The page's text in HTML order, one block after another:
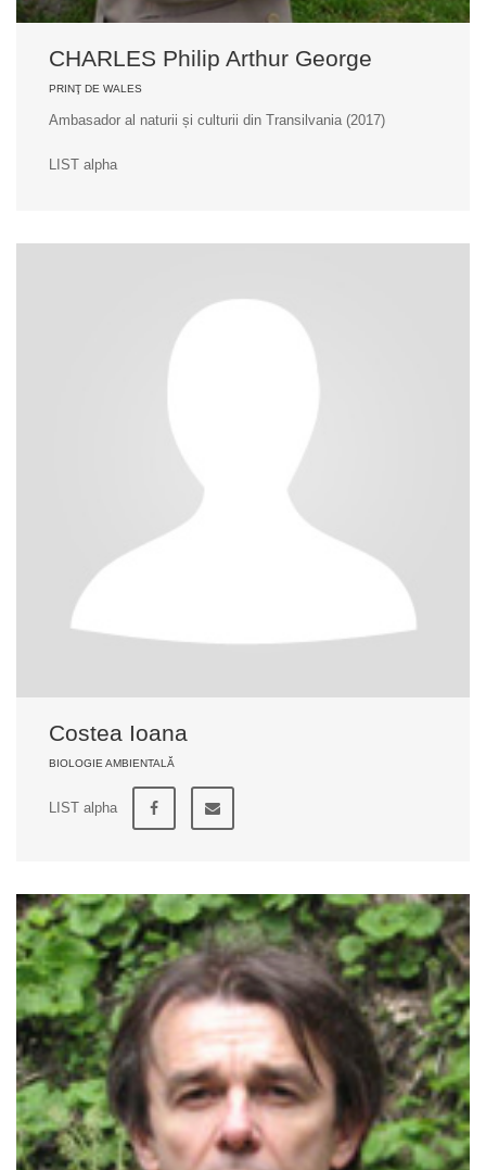
CHARLES Philip Arthur George
PRINŢ DE WALES
Ambasador al naturii și culturii din Transilvania (2017)
LIST alpha
Costea Ioana
BIOLOGIE AMBIENTALĂ
LIST alpha